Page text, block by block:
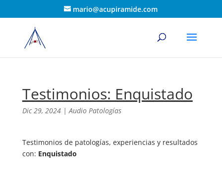
mario@acupiramide.com
Testimonios: Enquistado
Dic 29, 2024|Audio Patologías
Testimonios de patologías, experiencias y resultados
con: Enquistado